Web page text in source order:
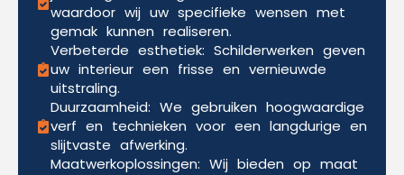
waardoor wij uw specifieke wensen met
gemak kunnen realiseren.
Verbeterde esthetiek: Schilderwerken geven
uw interieur een frisse en vernieuwde
uitstraling.
Duurzaamheid: We gebruiken hoogwaardige
verf en technieken voor een langdurige en
slijtvaste afwerking.
Maatwerkoplossingen: Wij bieden op maat